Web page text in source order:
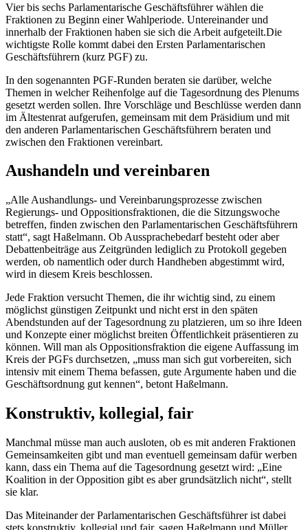
Vier bis sechs Parlamentarische Geschäftsführer wählen die
Fraktionen zu Beginn einer Wahlperiode. Untereinander und
innerhalb der Fraktionen haben sie sich die Arbeit aufgeteilt.Die
wichtigste Rolle kommt dabei den Ersten Parlamentarischen
Geschäftsführern (kurz PGF) zu.
In den sogenannten PGF-Runden beraten sie darüber, welche
Themen in welcher Reihenfolge auf die Tagesordnung des Plenums
gesetzt werden sollen. Ihre Vorschläge und Beschlüsse werden dann
im Ältestenrat aufgerufen, gemeinsam mit dem Präsidium und mit
den anderen Parlamentarischen Geschäftsführern beraten und
zwischen den Fraktionen vereinbart.
Aushandeln und vereinbaren
„Alle Aushandlungs- und Vereinbarungsprozesse zwischen
Regierungs- und Oppositionsfraktionen, die die Sitzungswoche
betreffen, finden zwischen den Parlamentarischen Geschäftsführern
statt“, sagt Haßelmann. Ob Aussprachebedarf besteht oder aber
Debattenbeiträge aus Zeitgründen lediglich zu Protokoll gegeben
werden, ob namentlich oder durch Handheben abgestimmt wird,
wird in diesem Kreis beschlossen.
Jede Fraktion versucht Themen, die ihr wichtig sind, zu einem
möglichst günstigen Zeitpunkt und nicht erst in den späten
Abendstunden auf der Tagesordnung zu platzieren, um so ihre Ideen
und Konzepte einer möglichst breiten Öffentlichkeit präsentieren zu
können. Will man als Oppositionsfraktion die eigene Auffassung im
Kreis der PGFs durchsetzen, „muss man sich gut vorbereiten, sich
intensiv mit einem Thema befassen, gute Argumente haben und die
Geschäftsordnung gut kennen“, betont Haßelmann.
Konstruktiv, kollegial, fair
Manchmal müsse man auch ausloten, ob es mit anderen Fraktionen
Gemeinsamkeiten gibt und man eventuell gemeinsam dafür werben
kann, dass ein Thema auf die Tagesordnung gesetzt wird: „Eine
Koalition in der Opposition gibt es aber grundsätzlich nicht“, stellt
sie klar.
Das Miteinander der Parlamentarischen Geschäftsführer ist dabei